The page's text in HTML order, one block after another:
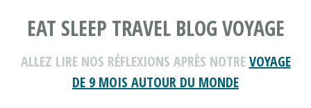
EAT SLEEP TRAVEL BLOG VOYAGE
ALLEZ LIRE NOS RÉFLEXIONS APRÈS NOTREVOYAGE
DE 9 MOIS AUTOUR DU MONDE